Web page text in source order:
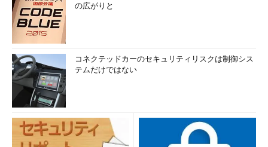
の広がりと
コネクテッドカーのセキュリティリスクは制御シス
テムだけではない